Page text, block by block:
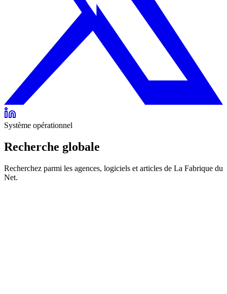
Système opérationnel
Recherche globale
Recherchez parmi les agences, logiciels et articles de La Fabrique du
Net.